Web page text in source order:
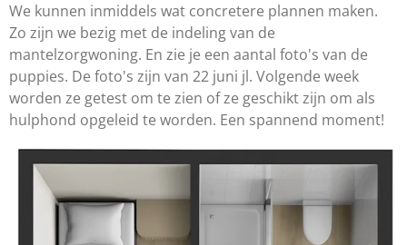
We kunnen inmiddels wat concretere plannen maken.
Zo zijn we bezig met de indeling van de
mantelzorgwoning. En zie je een aantal foto's van de
puppies. De foto's zijn van 22 juni jl. Volgende week
worden ze getest om te zien of ze geschikt zijn om als
hulphond opgeleid te worden. Een spannend moment!